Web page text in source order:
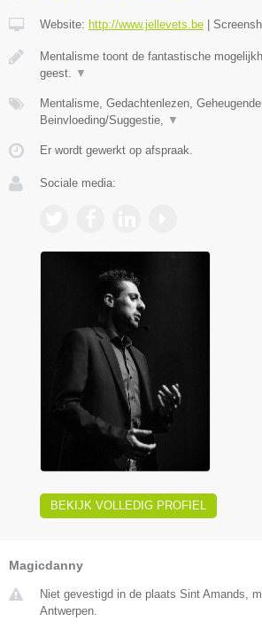
Website: http://www.jellevets.be
Mentalisme toont de fantastische
geest. ▼
Mentalisme, Gedachtenlezen,
Beinvloeding/Suggestie, ▼
Er wordt gewerkt op afspraak.
Sociale media:
BEKIJK VOLLEDIG PROFIEL
Magicdanny
Niet gevestigd in de plaats Sint Amands,
Antwerpen.